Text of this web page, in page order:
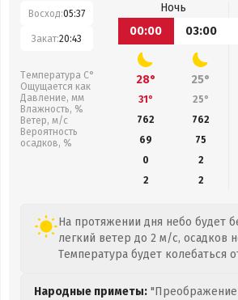
Восход:05:37
Закат:20:43
Температура С°
Ощущается как
Давление, мм
Влажность, %
Ветер, м/с
Вероятность
осадков, %
Ночь
00:00
03:00
28° 25°
31° 25°
762
762
69
75
0
2
2
2
На протяжении дня небо будет
легкий ветер до 2 м/с, осадков
Температура будет колебаться
Народные приметы: